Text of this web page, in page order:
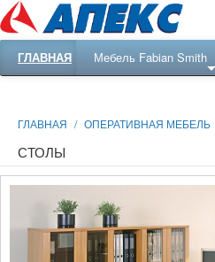
ГЛАВНАЯ Мебель Fabian Smith
ГЛАВНАЯ / ОПЕРАТИВНАЯ МЕБЕЛЬ
СТОЛЫ